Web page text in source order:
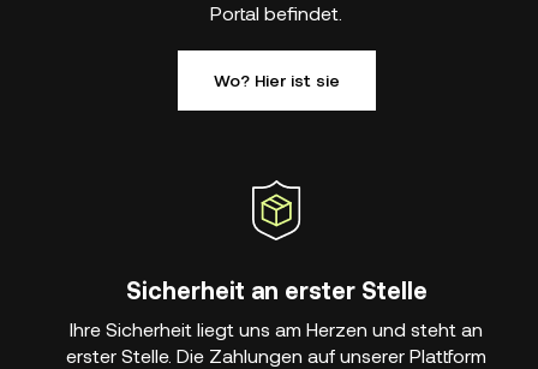
Portal befindet.
Wo? Hier ist sie
Sicherheit an erster Stelle
Ihre Sicherheit liegt uns am Herzen und steht an
erster Stelle. Die Zahlungen auf unserer Plattform